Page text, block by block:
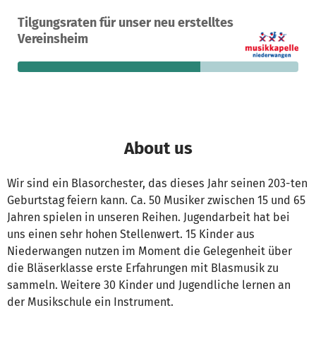
Tilgungsraten für unser neu erstelltes
Vereinsheim
A project in Wangen, Germany
3 €350
still needed
About us
Wir sind ein Blasorchester, das dieses Jahr seinen 203-ten
Geburtstag feiern kann. Ca. 50 Musiker zwischen 15 und 65
Jahren spielen in unseren Reihen. Jugendarbeit hat bei
uns einen sehr hohen Stellenwert. 15 Kinder aus
Niederwangen nutzen im Moment die Gelegenheit über
die Bläserklasse erste Erfahrungen mit Blasmusik zu
sammeln. Weitere 30 Kinder und Jugendliche lernen an
der Musikschule ein Instrument.